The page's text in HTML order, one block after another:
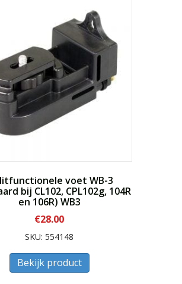
voet WB-3
bij CL102, CPL102g, 104R
en 106R) WB3
€28.00
SKU: 554148
Bekijk product